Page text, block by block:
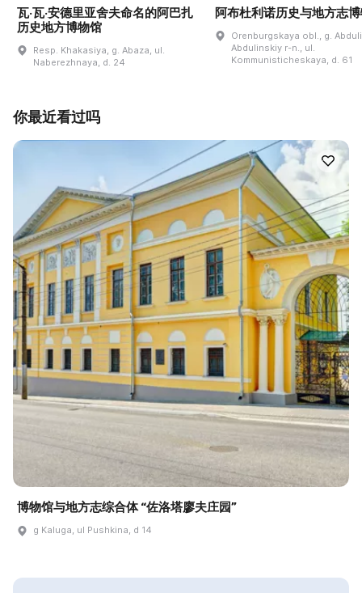
瓦·瓦·安德里亚舍夫命名的阿巴扎
历史地方博物馆
Resp. Khakasiya, g. Abaza, ul.
Naberezhnaya, d. 24
阿布杜利诺历史与地方志
Orenburgskaya obl., g.
Abdulinskiy r-n., ul.
Kommunisticheskaya, d. 61
你最近看过吗
博物馆与地方志综合体 “佐洛塔廖夫庄园”
g Kaluga, ul Pushkina, d 14